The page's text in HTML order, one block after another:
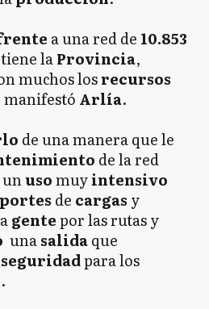
a una red de 10.853
laProvincia,
muchos losrecursos
manifestó Arlía.
de una manera que le
de la red
unusomuyintensivo
de cargas y
gentepor las rutas y
unasalidaque
seguridadpara los